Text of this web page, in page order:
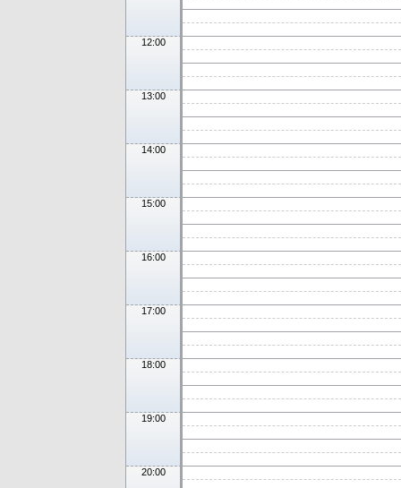
12:00
13:00
14:00
15:00
16:00
17:00
18:00
19:00
20:00